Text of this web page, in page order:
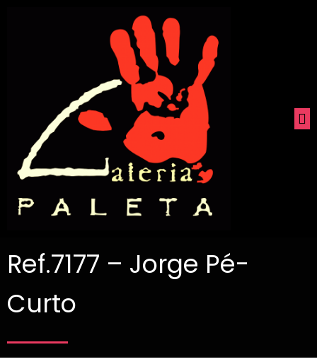
Ref.7177 – Jorge Pé-
Curto